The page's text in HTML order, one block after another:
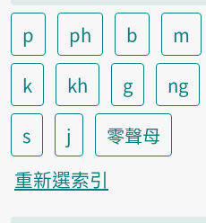
p
ph b m
k
kh g ng
s
j
零聲母
重新選索引